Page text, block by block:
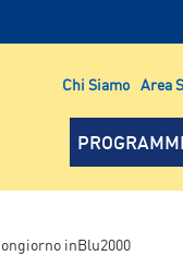
Chi Siamo Area
PROGRAMMI
inBlu2000